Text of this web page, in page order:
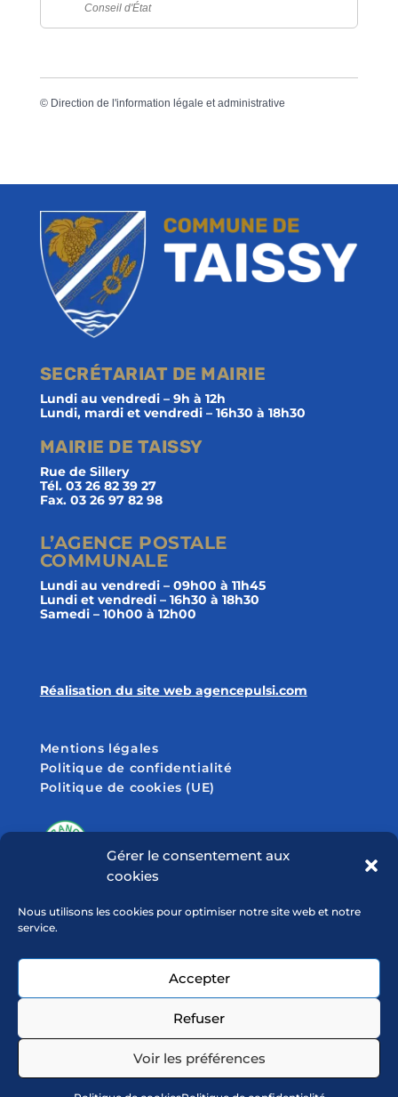
Gérer le consentement aux
cookies
Nous utilisons les cookies pour optimiser notre site web et notre
service.
Accepter
Refuser
Voir les préférences
Conseil d'État
© Direction de l'information légale et administrative
SECRÉTARIAT DE MAIRIE
Lundi au vendredi – 9h à 12h
Lundi, mardi et vendredi – 16h30 à 18h30
MAIRIE DE TAISSY
Rue de Sillery
Tél. 03 26 82 39 27
Fax. 03 26 97 82 98
L’AGENCE POSTALE
COMMUNALE
Lundi au vendredi – 09h00 à 11h45
Lundi et vendredi – 16h30 à 18h30
Samedi – 10h00 à 12h00
Réalisation du site web agencepulsi.com
Mentions légales
Politique de confidentialité
Politique de cookies (UE)
SUIVEZ-NOUS SUR